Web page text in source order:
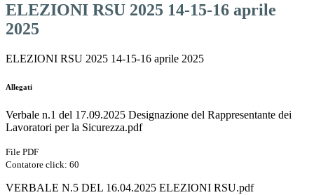
ELEZIONI RSU 2025 14-15-16 aprile
2025
ELEZIONI RSU 2025 14-15-16 aprile 2025
Allegati
Verbale n.1 del 17.09.2025 Designazione del Rappresentante dei
Lavoratori per la Sicurezza.pdf
File PDF
Contatore click: 60
VERBALE N.5 DEL 16.04.2025 ELEZIONI RSU.pdf